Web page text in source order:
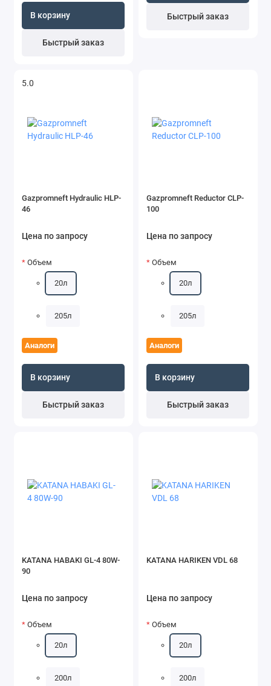
В корзину
Быстрый заказ
Быстрый заказ
5.0
Gazpromneft Hydraulic HLP-
46
Цена по запросу
Аналоги
Объем
20л
205л
В корзину
Быстрый заказ
Gazpromneft Reductor CLP-
100
Цена по запросу
Аналоги
Объем
20л
205л
В корзину
Быстрый заказ
KATANA HABAKI GL-4 80W-
90
Цена по запросу
Объем
20л
200л
KATANA HARIKEN VDL 68
Цена по запросу
Объем
20л
200л